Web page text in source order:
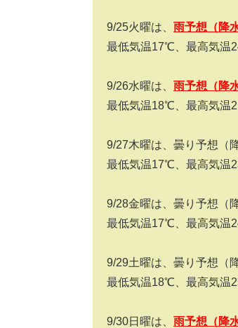
9/25火曜は、 雨予想（降
最低気温17℃、最高気温
9/26水曜は、 雨予想（降
最低気温18℃、最高気温
9/27木曜は、曇り予想（
最低気温17℃、最高気温
9/28金曜は、曇り予想（
最低気温17℃、最高気温
9/29土曜は、曇り予想（
最低気温18℃、最高気温
9/30日曜は、 雨予想（降